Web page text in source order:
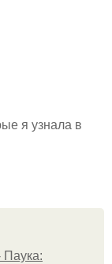
я узнала в
Паука: